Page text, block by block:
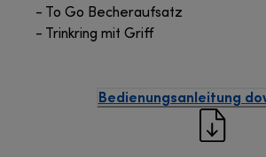
- To Go Becheraufsatz
- Trinkring mit Griff
Bedienungsanleitung